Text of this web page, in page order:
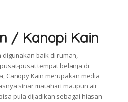
/ Kanopi Kain
digunakan baik di rumah,
pusat tempat belanja di
Canopy Kain merupakan media
sinar matahari maupun air
pula dijadikan sebagai hiasan